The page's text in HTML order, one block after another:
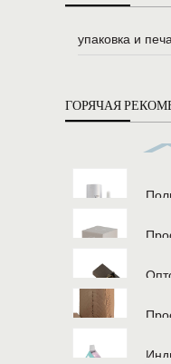
упаковка и
ГОРЯЧАЯ